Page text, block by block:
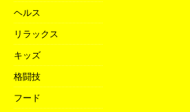
ヘルス
リラックス
キッズ
格闘技
フード